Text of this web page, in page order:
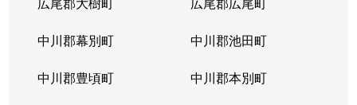
中川郡幕別町 中川郡池田町
中川郡豊頃町 中川郡本別町